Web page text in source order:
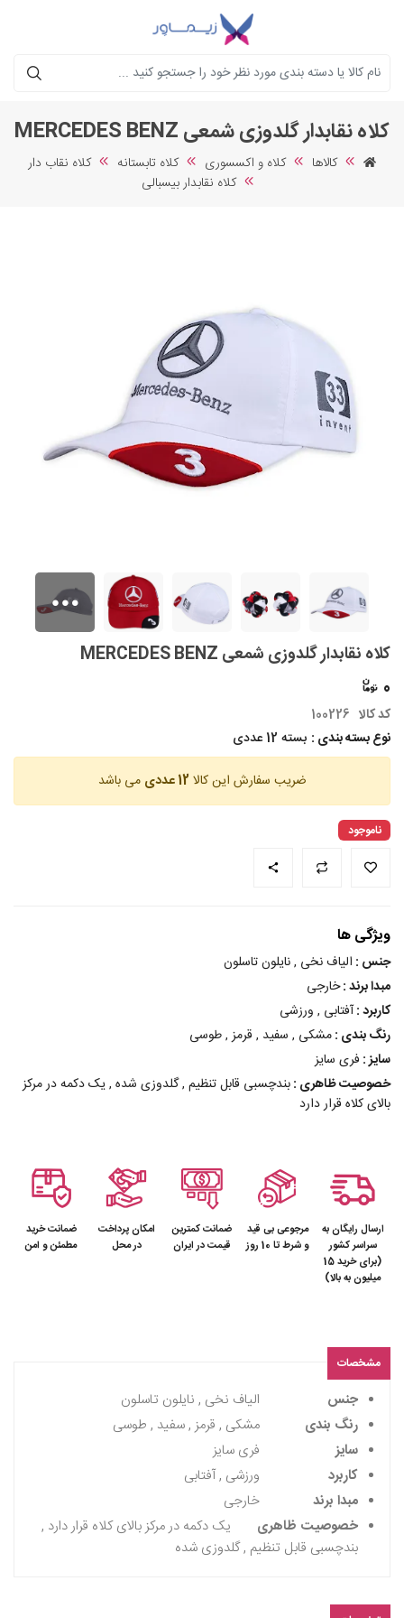
جستجو
کلاه نقابدار گلدوزی شمعی MERCEDES BENZ
کالاها کلاه و اکسسوری کلاه تابستانه
کلاه نقاب دار
کلاه نقابدار بیسبالی
کلاه نقابدار گلدوزی شمعی MERCEDES BENZ
0
کد کالا 100226
نوع بسته بندی : بسته 12 عددی
ضریب سفارش این کالا 12 عددی می باشد
ناموجود
ویژگی ها
جنس : الیاف نخی , نایلون تاسلون
مبدا برند :خارجی
کاربرد :آفتابی , ورزشی
رنگ بندی :مشکی , سفید , قرمز , طوسی
سایز : فری سایز
خصوصیت ظاهری :بندچسبی قابل تنظیم , گلدوزی شده , یک دکمه در مرکز
بالای کلاه قرار دارد
ارسال رایگان به
سراسر کشور
(برای خرید 15
میلیون به بالا)
مرجوعی بی قید
و شرط تا 10 روز
ضمانت کمترین
قیمت در ایران
امکان پرداخت
در محل
ضمانت خرید
مطمئن و امن
مشخصات
جنس
الیاف نخی , نایلون تاسلون
رنگ بندی
مشکی , قرمز , سفید , طوسی
سایز
فری سایز
کاربرد
ورزشی , آفتابی
مبدا برند
خارجی
خصوصیت ظاهری
یک دکمه در مرکز بالای کلاه قرار دارد ,
بندچسبی قابل تنظیم , گلدوزی شده